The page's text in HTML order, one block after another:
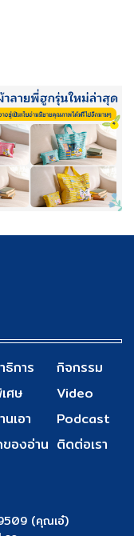
การ
ศษ
เอา
องอ่าน
กิจกรรม
Video
Podcast
ติดต่อเรา
(คุณเอ๋)